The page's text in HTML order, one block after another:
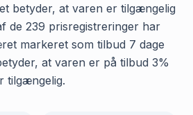
betyder, at varen er tilgængelig
de 239 prisregistreringer har
markeret som tilbud 7 dage
at varen er på tilbud 3%
tilgængelig.